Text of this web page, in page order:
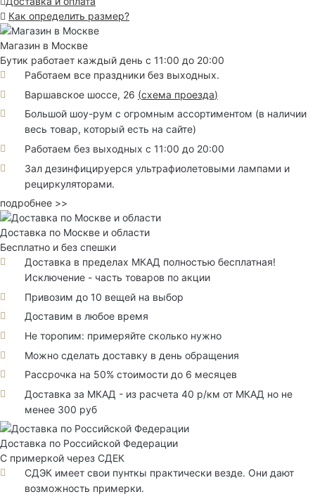
Как определить размер?
Магазин в Москве
Бутик работает каждый день с 11:00 до 20:00
Работаем все праздники без выходных.
Варшавское шоссе, 26 (схема проезда)
Большой шоу-рум с огромным ассортиментом (в наличии
весь товар, который есть на сайте)
Работаем без выходных с 11:00 до 20:00
Зал дезинфицируерся ультрафиолетовыми лампами и
рециркуляторами.
подробнее >>
Доставка по Москве и области
Бесплатно и без спешки
Доставка в пределах МКАД полностью бесплатная!
Исключение - часть товаров по акции
Привозим до 10 вещей на выбор
Доставим в любое время
Не торопим: примеряйте сколько нужно
Можно сделать доставку в день обращения
Рассрочка на 50% стоимости до 6 месяцев
Доставка за МКАД - из расчета 40 р/км от МКАД но не
менее 300 руб
Доставка по Российской Федерации
С примеркой через СДЕК
СДЭК имеет свои пунткы практически везде. Они дают
возможность примерки.